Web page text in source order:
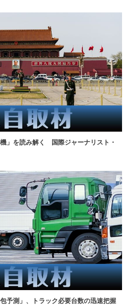
機」を読み解く 国際ジャーナリスト・
予測」、トラック必要台数の迅速把握